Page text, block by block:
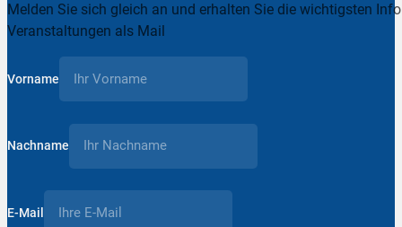
Melden Sie sich gleich an und erhalten Sie die wichtigsten
Veranstaltungen als Mail
Vorname
Nachname
E-Mail